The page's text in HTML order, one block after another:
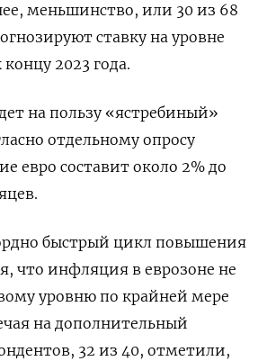
меньшинство, или 30 из 68
ставку на уровне
2023 года.
на пользу «ястребиный»
отдельному опросу
евро составит около 2% до
быстрый цикл повышения
что инфляция в еврозоне не
уровню по крайней мере
на дополнительный
32 из 40, отметили,